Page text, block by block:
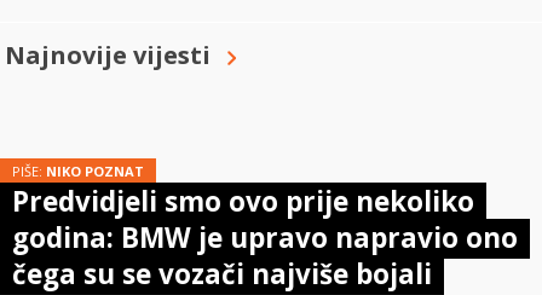
Najnovije vijesti
PIŠE: NIKO POZNAT
Predvidjeli smo ovo prije nekoliko
godina: BMW je upravo napravio ono
čega su se vozači najviše bojali